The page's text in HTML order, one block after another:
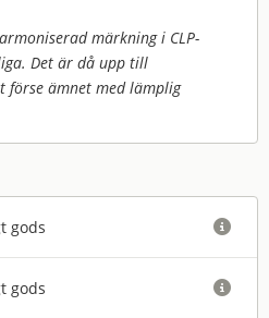
märkning i CLP-
Det är då upp till
förse ämnet med lämplig
gods 
gods 